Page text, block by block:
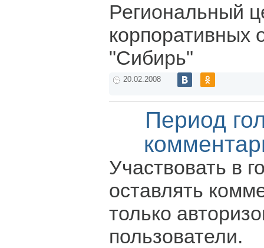
Региональный
корпоративных
"Сибирь"
20.02.2008
Период
Участвовать в
оставлять
только
пользователи.